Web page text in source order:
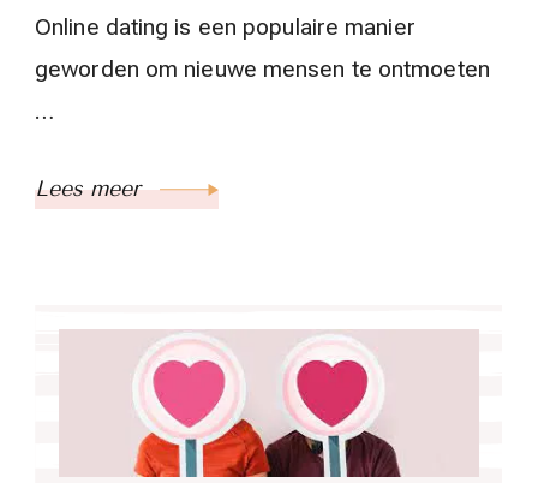
Online dating is een populaire manier
geworden om nieuwe mensen te ontmoeten
…
Lees meer